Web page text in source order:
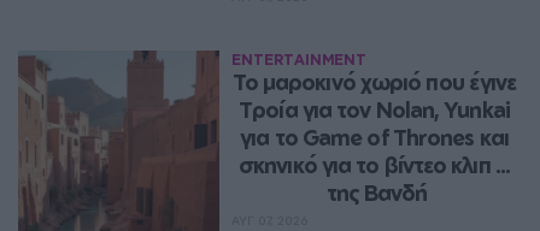
ENTERTAINMENT
Το μαροκινό χωριό που έγινε
Τροία για τον Nolan, Yunkai
για το Game of Thrones και
σκηνικό για το βίντεο κλιπ ...
της Βανδή